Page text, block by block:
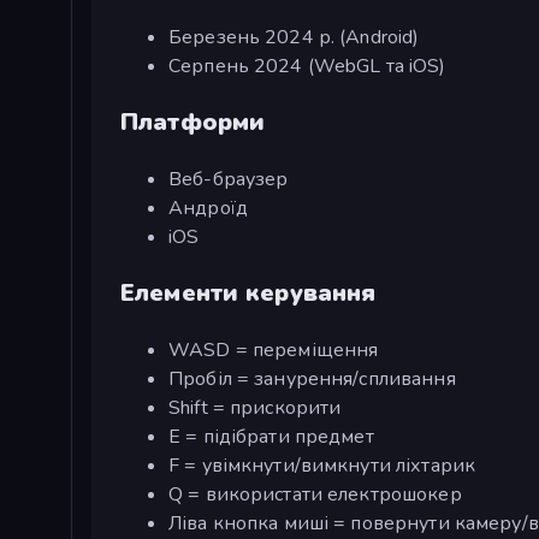
Березень 2024 р. (Android)
Серпень 2024 (WebGL та iOS)
Платформи
Веб-браузер
Андроїд
iOS
Елементи керування
WASD = переміщення
Пробіл = занурення/спливання
Shift = прискорити
E = підібрати предмет
F = увімкнути/вимкнути ліхтарик
Q = використати електрошокер
Ліва кнопка миші = повернути камеру/